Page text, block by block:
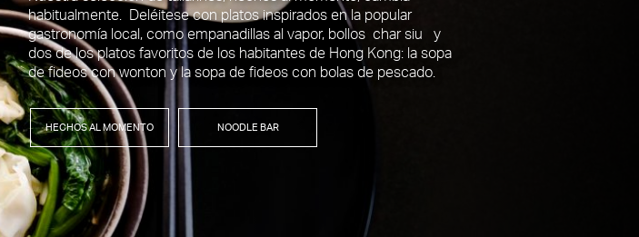
habitualmente. Deléitese con platos inspirados en la popular
gastronomía local, como empanadillas al vapor, bollos char siu y
dos de los platos favoritos de los habitantes de Hong Kong: la sopa
de fideos con wonton y la sopa de fideos con bolas de pescado.
HECHOS AL MOMENTO NOODLE BAR